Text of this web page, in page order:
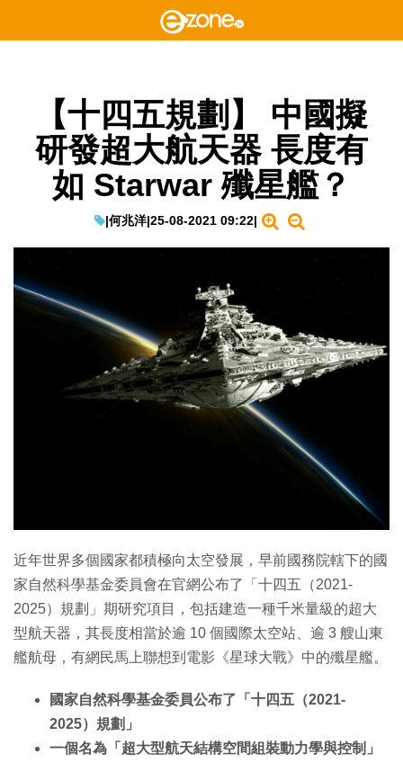
【十四五規劃】 中國擬
研發超大航天器 長度有
如 Starwar 殲星艦？
|何兆洋|25-08-2021 09:22|
近年世界多個國家都積極向太空發展，早前國務院轄下的國
家自然科學基金委員會在官網公布了「十四五（2021-
2025）規劃」期研究項目，包括建造一種千米量級的超大
型航天器，其長度相當於逾 10 個國際太空站、逾 3 艘山東
艦航母，有網民馬上聯想到電影《星球大戰》中的殲星艦。
國家自然科學基金委員公布了「十四五（2021-
2025）規劃」
一個名為「超大型航天結構空間組裝動力學與控制」